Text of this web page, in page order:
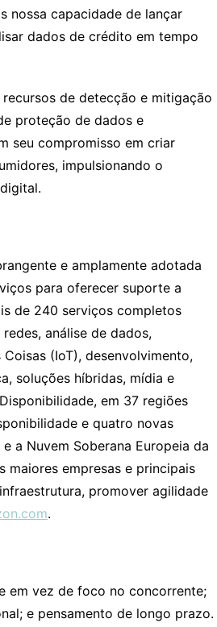
nossa capacidade de lançar
dados de crédito em tempo
de detecção e mitigação
proteção de dados e
seu compromisso em criar
impulsionando o
e amplamente adotada
para oferecer suporte a
de 240 serviços completos
análise de dados,
(IoT), desenvolvimento,
soluções híbridas, mídia e
em 37 regiões
e quatro novas
a Nuvem Soberana Europeia da
maiores empresas e principais
promover agilidade
.
em vez de foco no concorrente;
e pensamento de longo prazo.